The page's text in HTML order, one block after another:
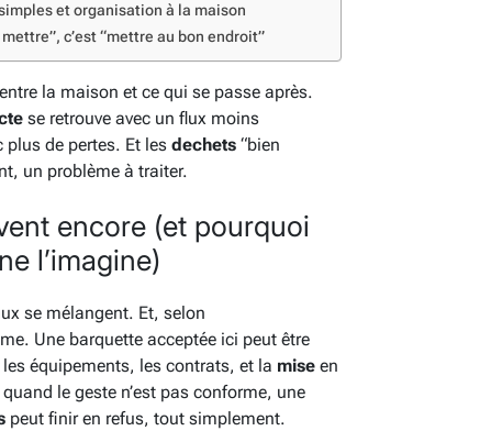
et organisation à la maison
c’est “mettre au bon endroit”
la maison et ce qui se passe après.
se retrouve avec un flux moins
de pertes. Et les dechets “bien
un problème à traiter.
encore (et pourquoi
l’imagine)
se mélangent. Et, selon
Une barquette acceptée ici peut être
équipements, les contrats, et la mise en
le geste n’est pas conforme, une
peut finir en refus, tout simplement.